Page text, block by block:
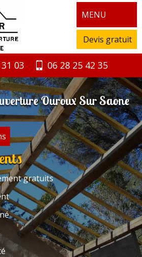
MENU
Devis gratuit
03 06 28 25 42 35
Ouroux Sur Saone
gratuits